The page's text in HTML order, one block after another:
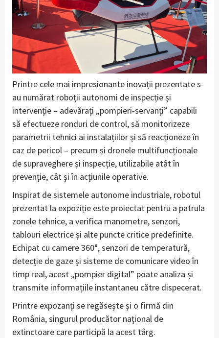
Printre cele mai impresionante inovații prezentate s-
au numărat roboții autonomi de inspecție și
intervenție – adevărați „pompieri-servanți” capabili
să efectueze ronduri de control, să monitorizeze
parametrii tehnici ai instalațiilor și să reacționeze în
caz de pericol – precum și dronele multifuncționale
de supraveghere și inspecție, utilizabile atât în
prevenție, cât și în acțiunile operative.
Inspirat de sistemele autonome industriale, robotul
prezentat la expoziție este proiectat pentru a patrula
zonele tehnice, a verifica manometre, senzori,
tablouri electrice și alte puncte critice predefinite.
Echipat cu camere 360°, senzori de temperatură,
detecție de gaze și sisteme de comunicare video în
timp real, acest „pompier digital” poate analiza și
transmite informațiile instantaneu către dispecerat.
Printre expozanți se regăsește și o firmă din
România, singurul producător național de
extinctoare care participă la acest târg.